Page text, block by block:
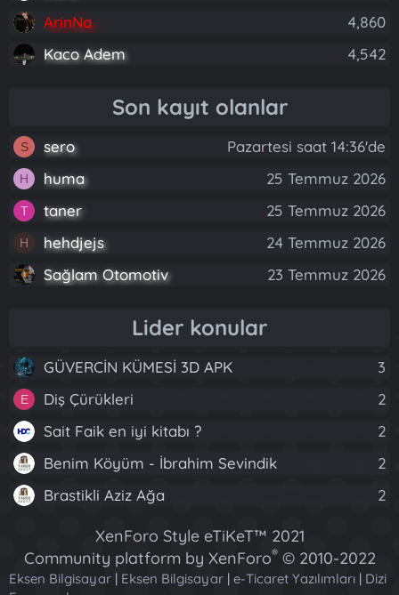
ArinNa
4,860
Kaco Adem
4,542
Son kayıt olanlar
S sero Pazartesi saat 14:36'de
H huma 25 Temmuz 2026
T taner 25 Temmuz 2026
H hehdjejs
24 Temmuz 2026
Sağlam Otomotiv
23 Temmuz 2026
Lider konular
GÜVERCİN KÜMESİ 3D APK 3
E Diş Çürükleri
2
Sait Faik en iyi kitabı ?
2
Benim Köyüm - İbrahim Sevindik
2
Brastikli Aziz Ağa
2
XenForo Style eTiKeT™ 2021
Community platform by XenForo® © 2010-2022
XenForo Ltd.
Eksen Bilgisayar | Eksen Bilgisayar | e-Ticaret Yazılımları | Dizi